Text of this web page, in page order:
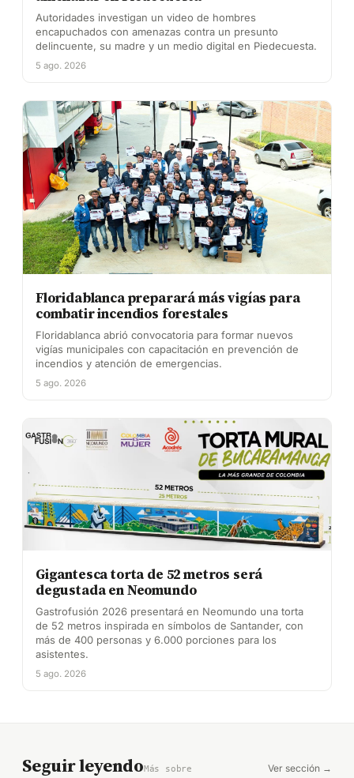
Autoridades investigan un video de hombres
encapuchados con amenazas contra un presunto
delincuente, su madre y un medio digital en Piedecuesta.
5 ago. 2026
Floridablanca preparará más vigías para
combatir incendios forestales
Floridablanca abrió convocatoria para formar nuevos
vigías municipales con capacitación en prevención de
incendios y atención de emergencias.
5 ago. 2026
Gigantesca torta de 52 metros será
degustada en Neomundo
Gastrofusión 2026 presentará en Neomundo una torta
de 52 metros inspirada en símbolos de Santander, con
más de 400 personas y 6.000 porciones para los
asistentes.
5 ago. 2026
Seguir leyendoMás sobre Ver sección →